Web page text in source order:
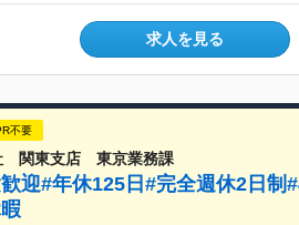
求人を見る
不要
関東支店 東京業務課
迎#年休125日#完全週休2日制